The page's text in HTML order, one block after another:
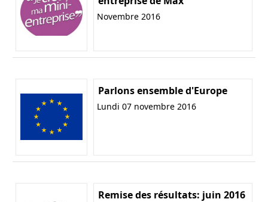
Novembre 2016
Parlons ensemble d'Europe
Lundi 07 novembre 2016
Remise des résultats: juin 2016